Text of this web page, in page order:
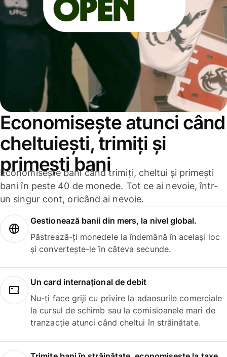
Economisește atunci când
cheltuiești, trimiți și
primești bani
Economisește bani când trimiți, cheltui și primești
bani în peste 40 de monede. Tot ce ai nevoie, într-
un singur cont, oricând ai nevoie.
Gestionează banii din mers, la nivel global.
Păstrează-ți monedele la îndemână în același loc
și convertește-le în câteva secunde.
Un card internațional de debit
Nu-ți face griji cu privire la adaosurile comerciale
la cursul de schimb sau la comisioanele mari de
tranzacție atunci când cheltui în străinătate.